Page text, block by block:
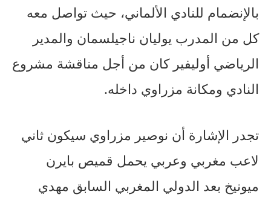
بالإنضمام للنادي الألماني، حيث تواصل معه
كل من المدرب يوليان ناجيلسمان والمدير
الرياضي أوليفير كان من أجل مناقشة مشروع
النادي ومكانة مزراوي داخله.
تجدر الإشارة أن نوصير مزراوي سيكون ثاني
لاعب مغربي وعربي يحمل قميص بايرن
ميونيخ بعد الدولي المغربي السابق مهدي